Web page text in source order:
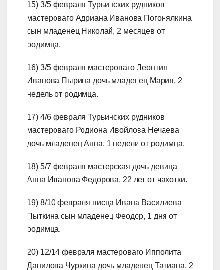
15) 3/5 февраля Турьинских рудников
мастероваго Адриана Иванова Погонялкина
сын младенец Николай, 2 месяцев от
родимца.
16) 3/5 февраля мастероваго Леонтия
Иванова Пырина дочь младенец Мария, 2
недель от родимца.
17) 4/6 февраля Турьинских рудников
мастероваго Родиона Ивойлова Нечаева
дочь младенец Анна, 1 недели от родимца.
18) 5/7 февраля мастерская дочь девица
Анна Иванова Федорова, 22 лет от чахотки.
19) 8/10 февраля писца Ивана Василиева
Пыткина сын младенец Феодор, 1 дня от
родимца.
20) 12/14 февраля мастероваго Ипполита
Данилова Чуркина дочь младенец Татиана, 2